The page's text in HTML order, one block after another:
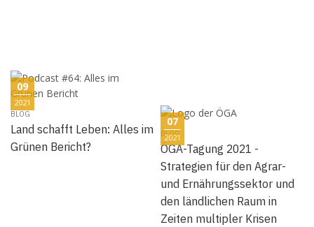
09
2021
BLOG
Land schafft Leben: Alles im
Grünen Bericht?
07
2021
BLOG
ÖGA-Tagung 2021 -
Strategien für den Agrar-
und Ernährungssektor und
den ländlichen Raum in
Zeiten multipler Krisen